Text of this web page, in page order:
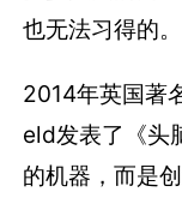
也无法习得的。
2014年英国著
eld发表了《头
的机器，而是